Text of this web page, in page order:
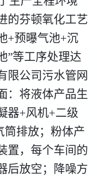
的芬顿氧化工艺
+预曝气池+沉
”等工序处理达
限公司污水管网
：将液体产品生
器+风机+二级
筒排放；粉体产
置，每个车间的
后放空；降噪方